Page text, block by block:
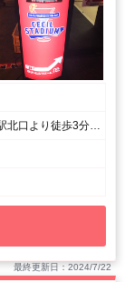
各線千歳船橋駅より徒歩3分 / 千歳船橋駅北口より徒歩3分です
最終更新日：2024/7/22